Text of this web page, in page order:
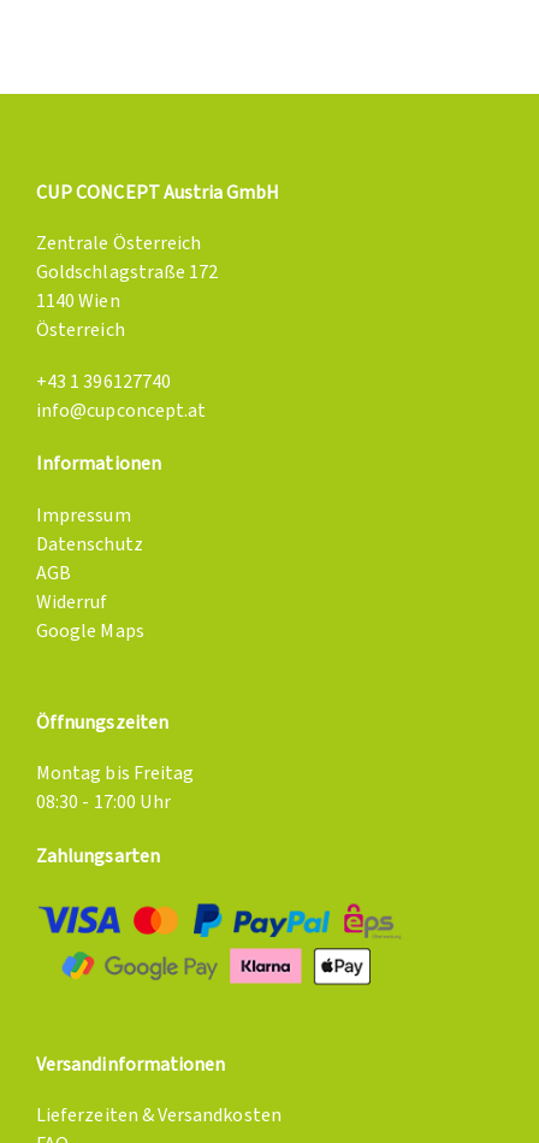
CUP CONCEPT Austria GmbH
Zentrale Österreich
Goldschlagstraße 172
1140 Wien
Österreich
+43 1 396127740
info@cupconcept.at
Informationen
Impressum
Datenschutz
AGB
Widerruf
Google Maps
Öffnungszeiten
Montag bis Freitag
08:30 - 17:00 Uhr
Zahlungsarten
Versandinformationen
Lieferzeiten & Versandkosten